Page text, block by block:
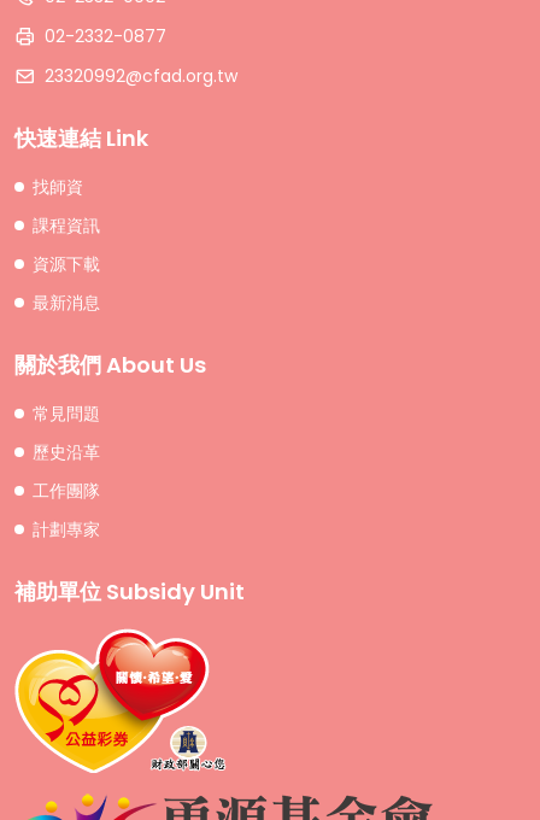
02-2332-0877
23320992@cfad.org.tw
快速連結 Link
找師資
課程資訊
資源下載
最新消息
關於我們 About Us
常見問題
歷史沿革
工作團隊
計劃專家
補助單位 Subsidy Unit